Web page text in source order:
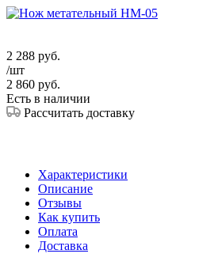
2 288 руб.
/шт
2 860 руб.
Есть в наличии
Рассчитать доставку
Характеристики
Описание
Отзывы
Как купить
Оплата
Доставка